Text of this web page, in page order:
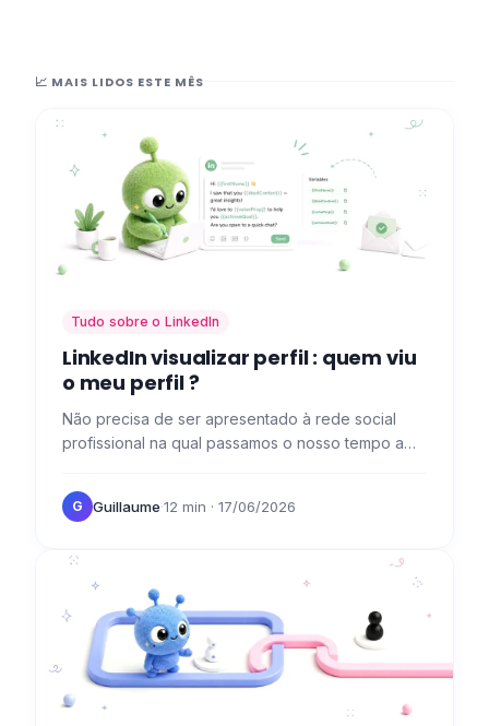
📈 MAIS LIDOS ESTE MÊS
Tudo sobre o LinkedIn
LinkedIn visualizar perfil : quem viu
o meu perfil ?
Não precisa de ser apresentado à rede social
profissional na qual passamos o nosso tempo a
mas não sabe como…
G Guillaume·12 min · 17/06/2026